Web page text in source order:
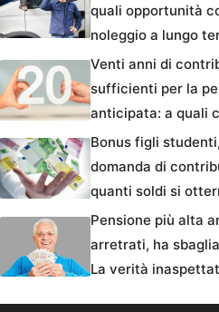
quali opportunità
noleggio a lungo
Venti anni di
sufficienti per la
anticipata: a quali
Bonus figli
domanda di
quanti soldi si
Pensione più alta
arretrati, ha
La verità